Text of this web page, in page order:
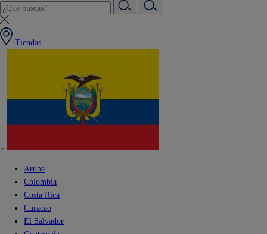
Tiendas
Aruba
Colombia
Costa Rica
Curacao
El Salvador